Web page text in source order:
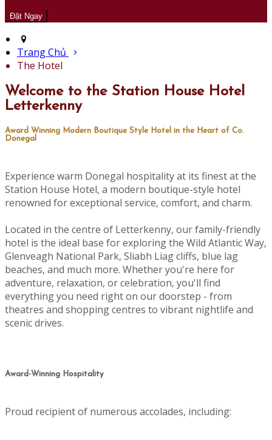
Trang Chủ
The Hotel
Welcome to the Station House Hotel
Letterkenny
Award Winning Modern Boutique Style Hotel in the Heart of Co.
Donegal
Experience warm Donegal hospitality at its finest at the
Station House Hotel, a modern boutique-style hotel
renowned for exceptional service, comfort, and charm.
Located in the centre of Letterkenny, our family-friendly
hotel is the ideal base for exploring the Wild Atlantic Way,
Glenveagh National Park, Sliabh Liag cliffs, blue lag
beaches, and much more. Whether you're here for
adventure, relaxation, or celebration, you'll find
everything you need right on our doorstep - from
theatres and shopping centres to vibrant nightlife and
scenic drives.
Award-Winning Hospitality
Proud recipient of numerous accolades, including: